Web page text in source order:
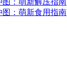
图：萌新食用指南